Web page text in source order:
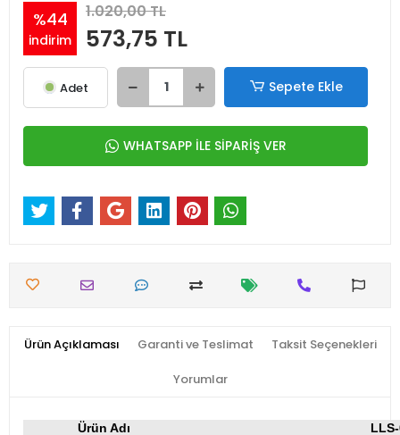
%44
indirim
1.020,00 TL
573,75 TL
Adet Sepete Ekle
WHATSAPP İLE SİPARİŞ VER
Ürün Açıklaması Garanti ve Teslimat Taksit Seçenekleri
Yorumlar
Ürün Adı